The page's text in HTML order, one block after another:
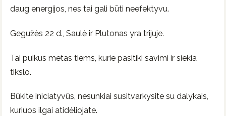
daug energijos, nes tai gali būti neefektyvu.
Gegužės 22 d., Saulė ir Plutonas yra trijuje.
Tai puikus metas tiems, kurie pasitiki savimi ir siekia
tikslo.
Būkite iniciatyvūs, nesunkiai susitvarkysite su dalykais,
kuriuos ilgai atidėliojate.